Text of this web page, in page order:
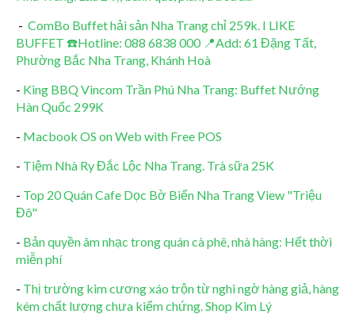
- ComBo Buffet hải sản Nha Trang chỉ 259k. I LIKE
BUFFET ☎️Hotline: 088 6838 000 📍Add: 61 Đặng Tất,
Phường Bắc Nha Trang, Khánh Hoà
- King BBQ Vincom Trần Phú Nha Trang: Buffet Nướng
Hàn Quốc 299K
- Macbook OS on Web with Free POS
- Tiệm Nhà Ry Đắc Lộc Nha Trang. Trà sữa 25K
- Top 20 Quán Cafe Dọc Bờ Biển Nha Trang View "Triệu
Đô"
- Bản quyền âm nhạc trong quán cà phê, nhà hàng: Hết thời
miễn phí
- Thị trường kim cương xáo trộn từ nghi ngờ hàng giả, hàng
kém chất lượng chưa kiểm chứng. Shop Kim Lý